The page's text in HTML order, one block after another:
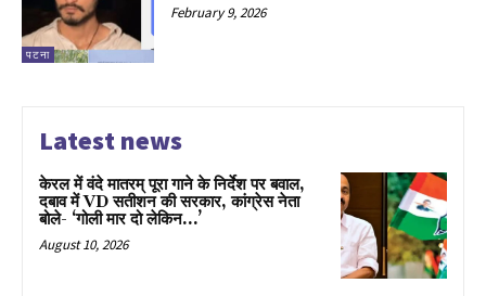
पटना
February 9, 2026
Latest news
केरल में वंदे मातरम् पूरा गाने के निर्देश पर बवाल,
दबाव में VD सतीशन की सरकार, कांग्रेस नेता
बोले- ‘गोली मार दो लेकिन…’
August 10, 2026